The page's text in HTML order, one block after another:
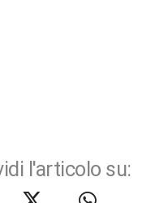
l'articolo su: